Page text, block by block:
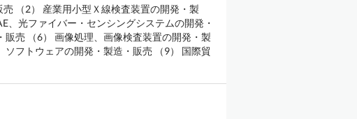
（2） 産業用小型Ｘ線検査装置の開発・製
、光ファイバー・センシングシステムの開発・
売 （6） 画像処理、画像検査装置の開発・製
フトウェアの開発・製造・販売 （9） 国際貿